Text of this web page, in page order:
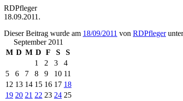
RDPfleger
18.09.2011.
Dieser Beitrag wurde am 18/09/2011 von RDPfleger
September 2011
M D M D F S
S
1
2 3
4
5
6 7 8 9 10 11
12 13 14 15 16 17 18
19 20 21 22 23 24 25